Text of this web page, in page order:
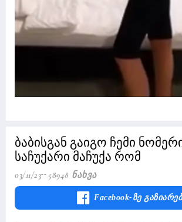
ბაბისგან გაიგო ჩემი
საჩუქარი მაჩუქა რომ
03/11/23 58948 Ნახვა
Facebook-Ზე